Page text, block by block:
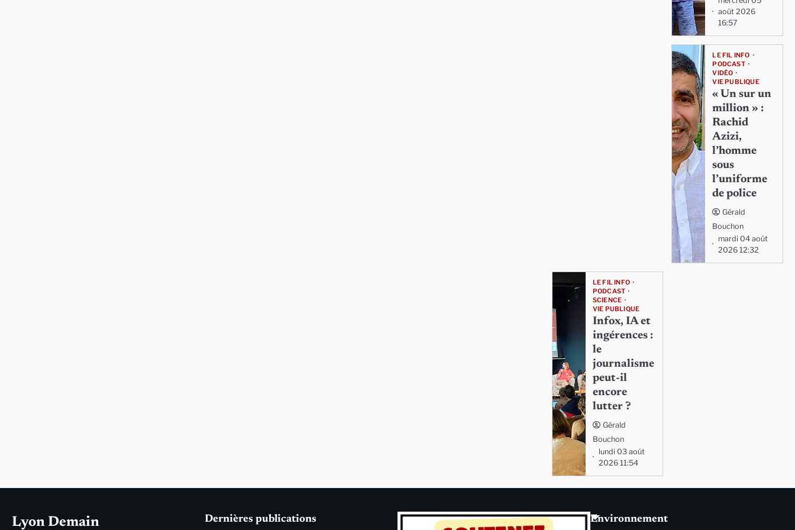
août 2026
16:57
LE FIL INFO
PODCAST
VIDÉO
VIE PUBLIQUE
« Un sur un
million » :
Rachid
Azizi,
l’homme
sous
l’uniforme
de police
Gérald
Bouchon
mardi 04 août
2026 12:32
LE FIL INFO
PODCAST
SCIENCE
VIE PUBLIQUE
Infox, IA et
ingérences :
le
journalisme
peut-il
encore
lutter ?
Gérald
Bouchon
lundi 03 août
2026 11:54
Lyon Demain Dernières publications Environnement